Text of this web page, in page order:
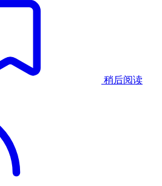
稍后阅读